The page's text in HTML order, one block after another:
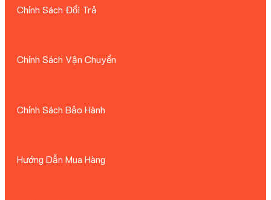
Chính Sách Đổi Trả
Chính Sách Vận Chuyển
Chính Sách Bảo Hành
Hướng Dẫn Mua Hàng